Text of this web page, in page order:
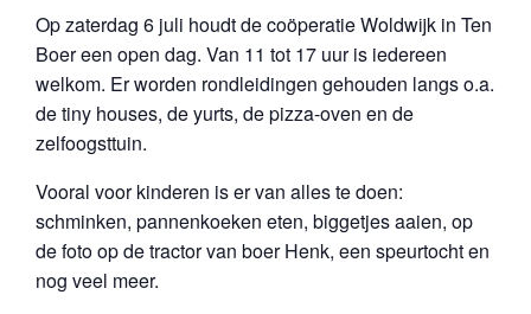
Op zaterdag 6 juli houdt de coöperatie Woldwijk in Ten
Boer een open dag. Van 11 tot 17 uur is iedereen
welkom. Er worden rondleidingen gehouden langs o.a.
de tiny houses, de yurts, de pizza-oven en de
zelfoogsttuin.
Vooral voor kinderen is er van alles te doen:
schminken, pannenkoeken eten, biggetjes aaien, op
de foto op de tractor van boer Henk, een speurtocht en
nog veel meer.